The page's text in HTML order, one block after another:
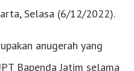
Selasa (6/12/2022).
anugerah yang
Bapenda Jatim selama